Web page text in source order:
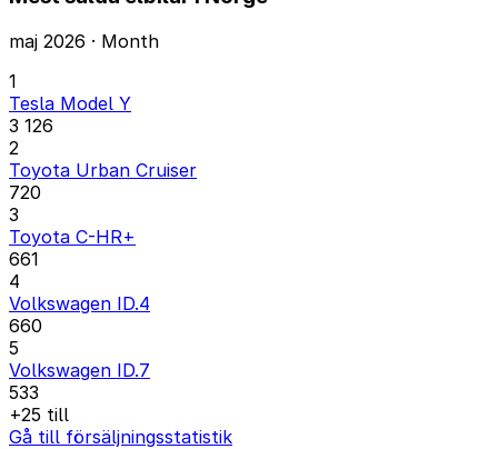
maj 2026 · Month
1
Tesla Model Y
3 126
2
Toyota Urban Cruiser
720
3
Toyota C-HR+
661
4
Volkswagen ID.4
660
5
Volkswagen ID.7
533
+25 till
Gå till försäljningsstatistik